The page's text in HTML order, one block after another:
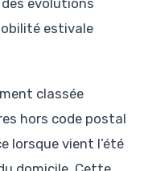
estivale
classée
hors code postal
lorsque vient l’été